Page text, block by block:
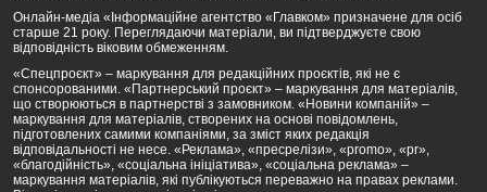
Онлайн-медіа «Інформаційне агентство «Главком» призначене для осіб
старше 21 року. Переглядаючи матеріали, ви підтверджуєте свою
відповідність віковим обмеженням.
«Спецпроєкт» – маркування для редакційних проєктів, які не є
спонсорованими. «Партнерський проєкт» – маркування для матеріалів,
що створюються в партнерстві з замовником. «Новини компаній» –
маркування для матеріалів, створених на основі повідомлень,
підготовлених самими компаніями, за зміст яких редакція
відповідальності не несе. «Реклама», «пресрелізи», «promo», «pr»,
«благодійність», «соціальна ініціатива», «соціальна реклама» –
маркування матеріалів, які публікуються переважно на правах реклами.